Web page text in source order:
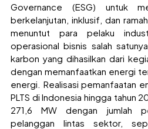
Governance (ESG) untuk
berkelanjutan, inklusif, dan
menuntut para pelaku
operasional bisnis salah
karbon yang dihasilkan dari
dengan memanfaatkan energi
energi. Realisasi pemanfaatan
PLTS di Indonesia hingga tahun
271,6 MW dengan jumlah
pelanggan lintas sektor,